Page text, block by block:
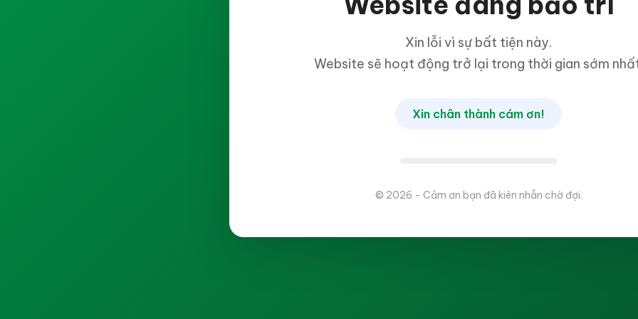
Xin lỗi vì sự bất tiện này.
Website sẽ hoạt động trở lại trong thời gian sớm
Xin chân thành cám ơn!
© 2026 - Cảm ơn bạn đã kiên nhẫn chờ đợi.